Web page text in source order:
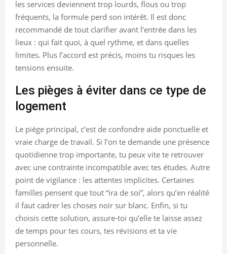
les services deviennent trop lourds, flous ou trop
fréquents, la formule perd son intérêt. Il est donc
recommandé de tout clarifier avant l’entrée dans les
lieux : qui fait quoi, à quel rythme, et dans quelles
limites. Plus l’accord est précis, moins tu risques les
tensions ensuite.
Les pièges à éviter dans ce type de
logement
Le piège principal, c’est de confondre aide ponctuelle et
vraie charge de travail. Si l’on te demande une présence
quotidienne trop importante, tu peux vite te retrouver
avec une contrainte incompatible avec tes études. Autre
point de vigilance : les attentes implicites. Certaines
familles pensent que tout “ira de soi”, alors qu’en réalité
il faut cadrer les choses noir sur blanc. Enfin, si tu
choisis cette solution, assure-toi qu’elle te laisse assez
de temps pour tes cours, tes révisions et ta vie
personnelle.